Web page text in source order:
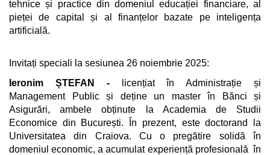
tehnice și practice din domeniul educației financiare, al
pieței de capital și al finanțelor bazate pe inteligența
artificială.
Invitați speciali la sesiunea 26 noiembrie 2025:
Ieronim ȘTEFAN -
licențiat în Administrație și
Management Public și deține un master în Bănci și
Asigurări, ambele obținute la Academia de Studii
Economice din București. În prezent, este doctorand la
Universitatea din Craiova. Cu o pregătire solidă în
domeniul economic, a acumulat experiență profesională în